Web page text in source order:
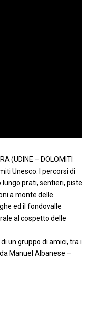
(UDINE – DOLOMITI
Unesco. I percorsi di
lungo prati, sentieri, piste
a monte delle
ed il fondovalle
al cospetto delle
un gruppo di amici, tra i
Manuel Albanese –